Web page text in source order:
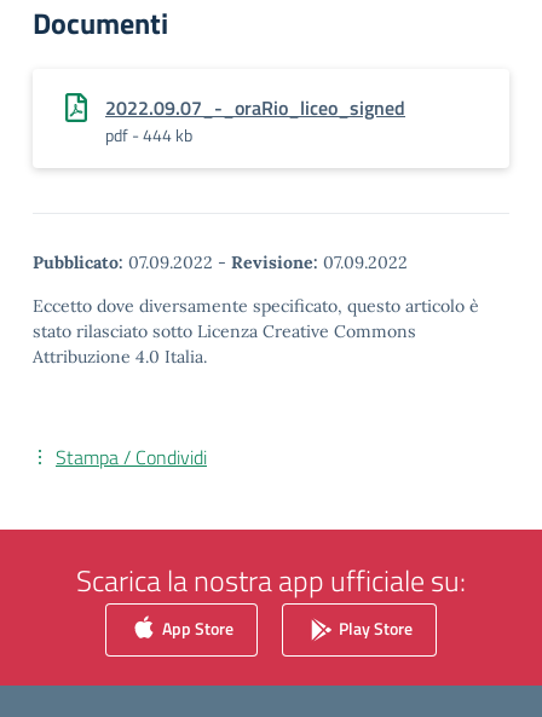
Documenti
2022.09.07_-_oraRio_liceo_signed
pdf - 444 kb
Pubblicato: 07.09.2022 - Revisione: 07.09.2022
Eccetto dove diversamente specificato, questo articolo è
stato rilasciato sotto Licenza Creative Commons
Attribuzione 4.0 Italia.
Stampa / Condividi
Scarica la nostra app ufficiale su:
App Store Play Store